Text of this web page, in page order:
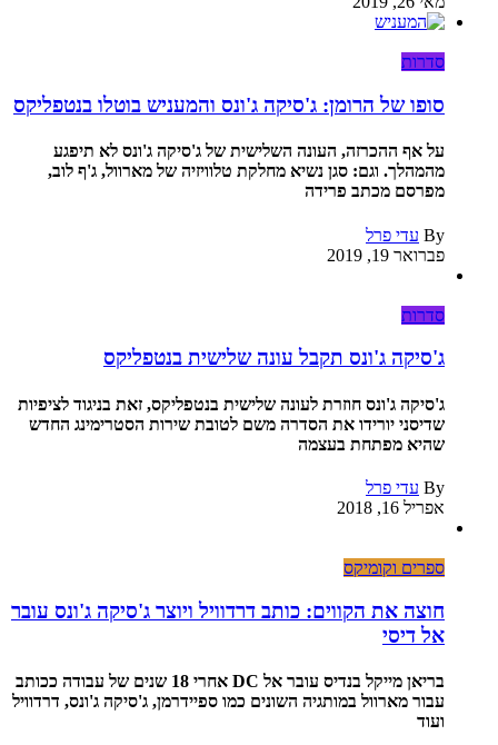
סדרות
סופו של הרומן: ג'סיקה ג'ונס והמעניש בוטלו בנטפליקס
על אף ההכרזה, העונה השלישית של ג'סיקה ג'ונס לא תיפגע
מהמהלך. וגם: סגן נשיא מחלקת טלוויזיה של מארוול, ג'ף לוב,
מפרסם מכתב פרידה
By עדי פרל
פברואר 19, 2019
סדרות
ג'סיקה ג'ונס תקבל עונה שלישית בנטפליקס
ג'סיקה ג'ונס חוזרת לעונה שלישית בנטפליקס, זאת בניגוד לציפיות
שדיסני יורידו את הסדרה משם לטובת שירות הסטרימינג החדש
שהיא מפתחת בעצמה
By עדי פרל
אפריל 16, 2018
ספרים וקומיקס
חוצה את הקווים: כותב דרדוויל ויוצר ג'סיקה ג'ונס עובר
אל דיסי
בריאן מייקל בנדיס עובר אל DC אחרי 18 שנים של עבודה ככותב
עבור מארוול במותגיה השונים כמו ספיידרמן, ג'סיקה ג'ונס, דרדוויל
ועוד